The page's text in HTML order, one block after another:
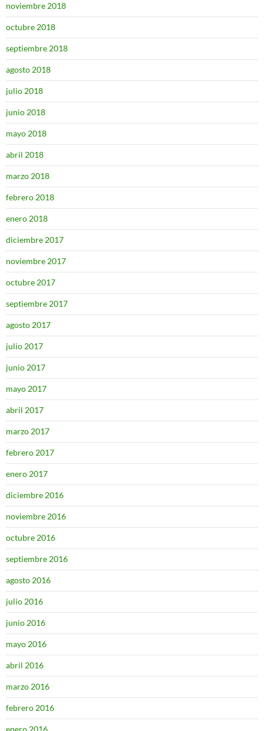
noviembre 2018
octubre 2018
septiembre 2018
agosto 2018
julio 2018
junio 2018
mayo 2018
abril 2018
marzo 2018
febrero 2018
enero 2018
diciembre 2017
noviembre 2017
octubre 2017
septiembre 2017
agosto 2017
julio 2017
junio 2017
mayo 2017
abril 2017
marzo 2017
febrero 2017
enero 2017
diciembre 2016
noviembre 2016
octubre 2016
septiembre 2016
agosto 2016
julio 2016
junio 2016
mayo 2016
abril 2016
marzo 2016
febrero 2016
enero 2016